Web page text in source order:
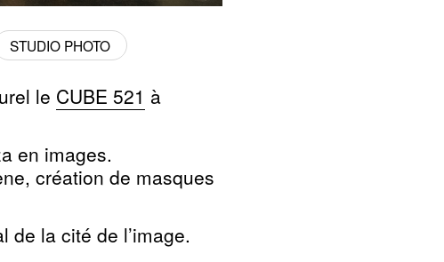
STUDIO PHOTO
le CUBE 521 à
en images.
création de masques
de la cité de l’image.